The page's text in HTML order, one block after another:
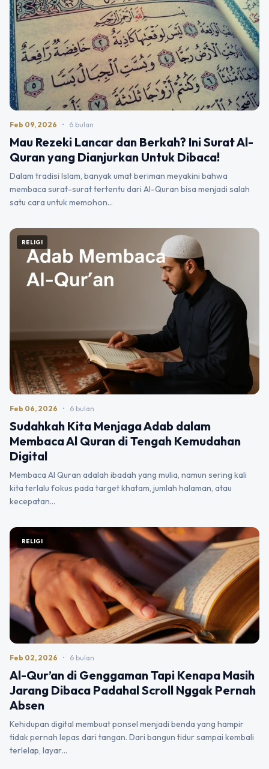
Feb 09, 2026 • 6 bulan
Mau Rezeki Lancar dan Berkah? Ini Surat Al-
Quran yang Dianjurkan Untuk Dibaca!
Dalam tradisi Islam, banyak umat beriman meyakini bahwa
membaca surat-surat tertentu dari Al-Quran bisa menjadi salah
satu cara untuk memohon…
RELIGI
Feb 06, 2026 • 6 bulan
Sudahkah Kita Menjaga Adab dalam
Membaca Al Quran di Tengah Kemudahan
Digital
Membaca Al Quran adalah ibadah yang mulia, namun sering kali
kita terlalu fokus pada target khatam, jumlah halaman, atau
kecepatan…
RELIGI
Feb 02, 2026 • 6 bulan
Al-Qur’an di Genggaman Tapi Kenapa Masih
Jarang Dibaca Padahal Scroll Nggak Pernah
Absen
Kehidupan digital membuat ponsel menjadi benda yang hampir
tidak pernah lepas dari tangan. Dari bangun tidur sampai kembali
terlelap, layar…